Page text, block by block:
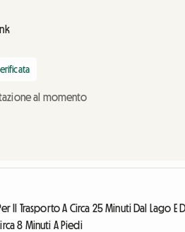
al momento
Il Trasporto A Circa 25 Minuti Dal Lago E
8 Minuti A Piedi